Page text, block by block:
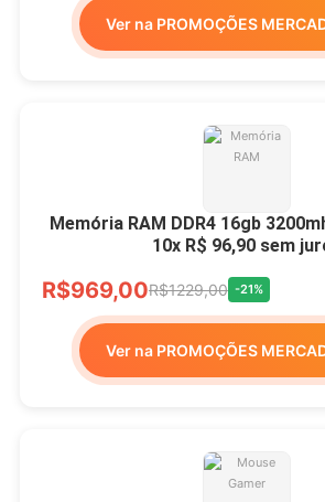
Ver na PROMOÇÕES
Memória RAM DDR4 16gb
10x R$ 96,90 sem
R$969,00R$1229,00 -21%
Ver na PROMOÇÕES